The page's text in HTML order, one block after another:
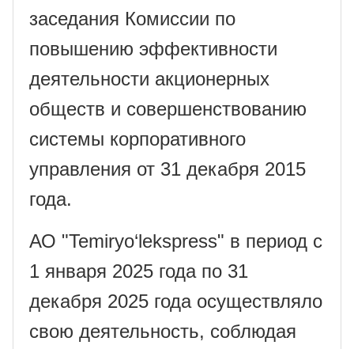
заседания Комиссии по
повышению эффективности
деятельности акционерных
обществ и совершенствованию
системы корпоративного
управления от 31 декабря 2015
года.
АО "Temiryo‘lekspress" в период с
1 января 2025 года по 31
декабря 2025 года осуществляло
свою деятельность, соблюдая